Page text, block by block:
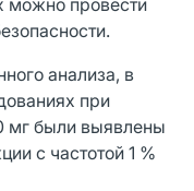
анализа, в
при
мг были выявлены
с частотой 1 %